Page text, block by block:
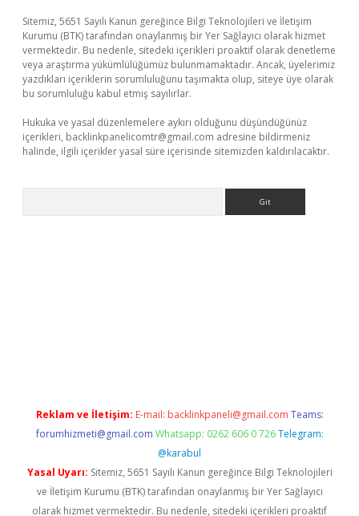
Sitemiz, 5651 Sayılı Kanun gereğince Bilgi Teknolojileri ve İletişim
Kurumu (BTK) tarafından onaylanmış bir Yer Sağlayıcı olarak hizmet
vermektedir. Bu nedenle, sitedeki içerikleri proaktif olarak denetleme
veya araştırma yükümlülüğümüz bulunmamaktadır. Ancak, üyelerimiz
yazdıkları içeriklerin sorumluluğunu taşımakta olup, siteye üye olarak
bu sorumluluğu kabul etmiş sayılırlar.
Hukuka ve yasal düzenlemelere aykırı olduğunu düşündüğünüz
içerikleri, backlinkpanelicomtr@gmail.com adresine bildirmeniz
halinde, ilgili içerikler yasal süre içerisinde sitemizden kaldırılacaktır.
Reklam ve İletişim: E-mail: backlinkpaneli@gmail.com Teams:
forumhizmeti@gmail.com Whatsapp: 0262 606 0 726 Telegram:
@karabul
Yasal Uyarı: Sitemiz, 5651 Sayılı Kanun gereğince Bilgi Teknolojileri
ve İletişim Kurumu (BTK) tarafından onaylanmış bir Yer Sağlayıcı
olarak hizmet vermektedir. Bu nedenle, sitedeki içerikleri proaktif